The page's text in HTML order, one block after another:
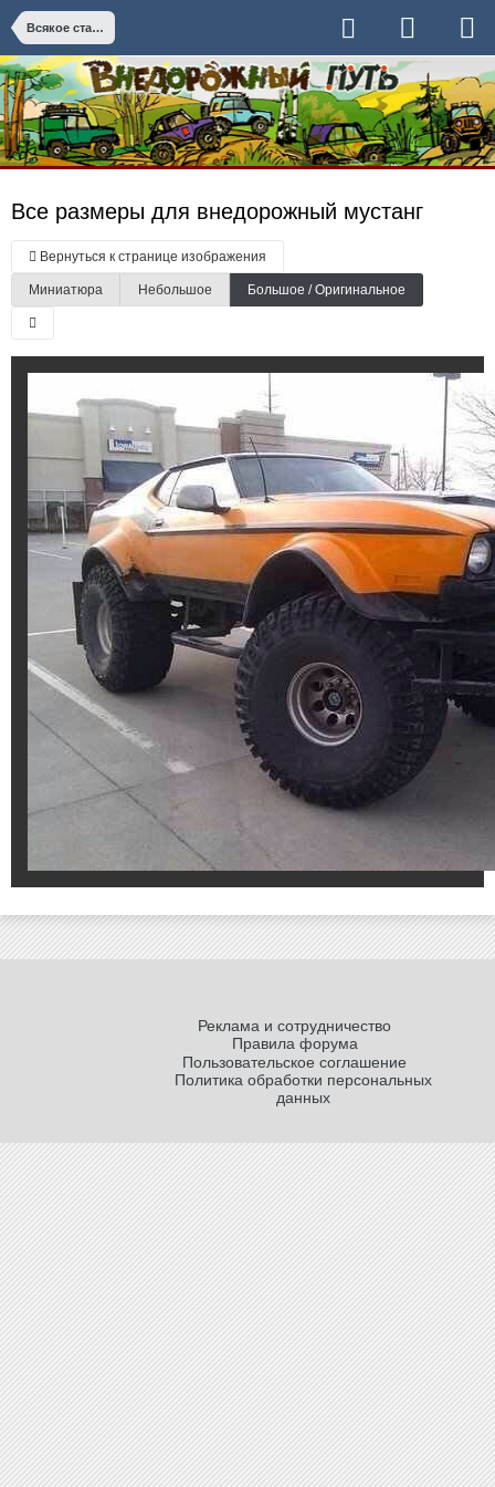
Всякое старое
Все размеры для внедорожный мустанг
Вернуться к странице изображения
Миниатюра Небольшое Большое / Оригинальное
Реклама и сотрудничество
Правила форума
Пользовательское соглашение
Политика обработки персональных
данных